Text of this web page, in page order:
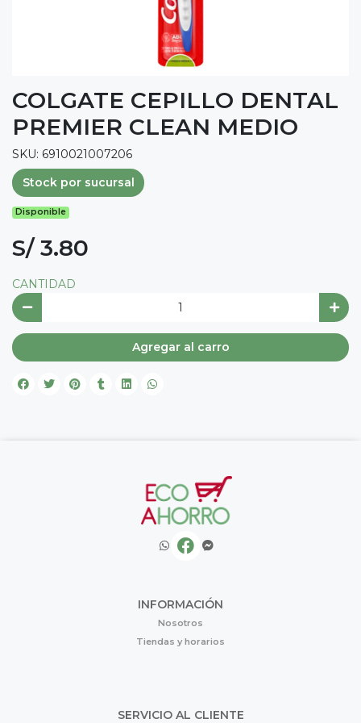
COLGATE CEPILLO DENTAL
PREMIER CLEAN MEDIO
SKU: 6910021007206
Stock por sucursal
Disponible
S/ 3.80
CANTIDAD
Agregar al carro
INFORMACIÓN
Nosotros
Tiendas y horarios
SERVICIO AL CLIENTE